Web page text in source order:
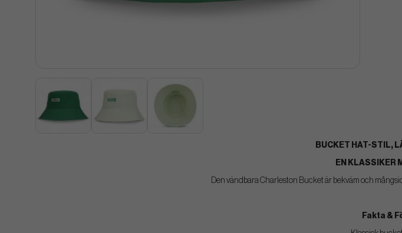
BUCKET HAT-STIL,
EN KLASSIKER
Den vändbara Charleston Bucket är bekväm och
Fakta &